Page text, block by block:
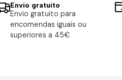
Envio gratuito
Envio gratuito para
encomendas iguais ou
superiores a 45€